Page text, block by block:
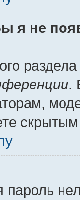
я не
.
пароль